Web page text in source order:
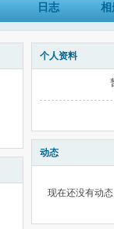
日志 相
个人资料
动态
现在还没有动态